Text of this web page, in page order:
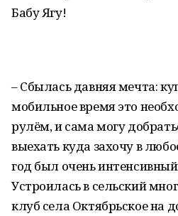
Бабу Ягу!
– Сбылась давняя мечта:
мобильное время это
рулём, и сама могу
выехать куда захочу в
год был очень
Устроилась в сельский
клуб села Октябрьское на